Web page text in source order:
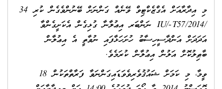
މި އިދާރާއަށް އެގްޒެކްޓިވް ވޭނެއް ގަންނަށް ބޭނުންވެގެން ކުރި 34
/
2014
/
IU/-T57
ނަންބަރ އިޢުލާނާ ގުޅިގެން އެކަށީގެންވާ
އަދަދަށް އަންދާސީހިސާބު ހުށަހަޅާފައި ނުވާތީ އެ އިޢުލާން
ބާޠިލުކޮށް އަލުން އިޢުލާން ކުރަމެވެ.
ވީމާ، މި ކަމަށް ޝައުޤުވެރިވެވަޑައިގަންނަވާ ފަރާތްތަކުން 18